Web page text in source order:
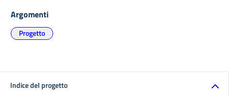
Argomenti
Progetto
Indice del progetto